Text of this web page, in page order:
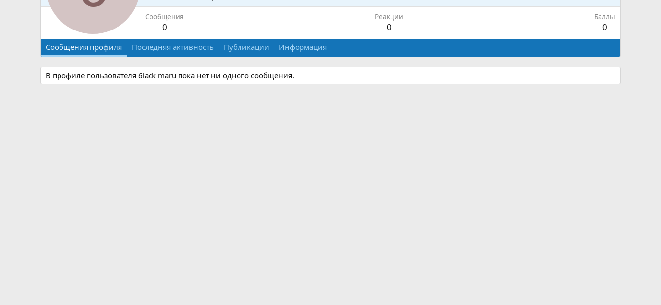
Сообщения
0
Реакции
0
Баллы
0
Сообщения профиля Последняя активность Публикации Информация
В профиле пользователя 6lack maru пока нет ни одного сообщения.